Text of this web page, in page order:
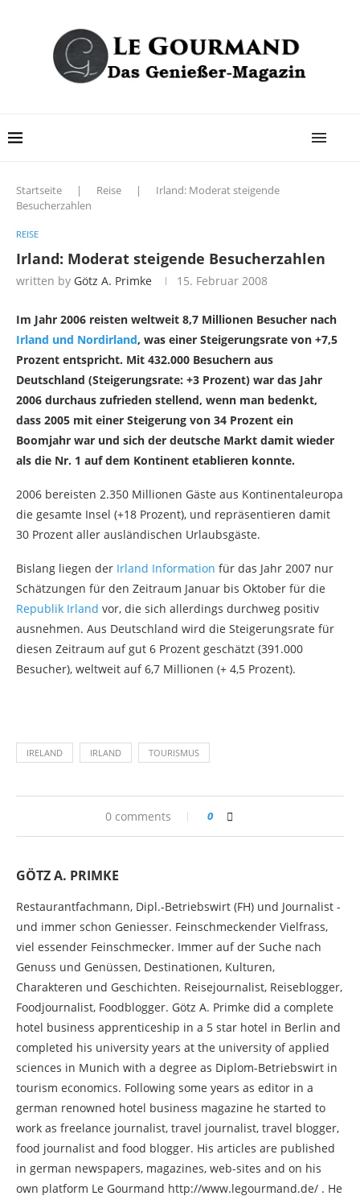
Startseite | Reise |
Irland: Moderat steigende
Besucherzahlen
REISE
Irland: Moderat steigende Besucherzahlen
written by Götz A. Primke 15. Februar 2008
Im Jahr 2006 reisten weltweit 8,7 Millionen Besucher nach
Irland und Nordirland, was einer Steigerungsrate von +7,5
Prozent entspricht. Mit 432.000 Besuchern aus
Deutschland (Steigerungsrate: +3 Prozent) war das Jahr
2006 durchaus zufrieden stellend, wenn man bedenkt,
dass 2005 mit einer Steigerung von 34 Prozent ein
Boomjahr war und sich der deutsche Markt damit wieder
als die Nr. 1 auf dem Kontinent etablieren konnte.
2006 bereisten 2.350 Millionen Gäste aus Kontinentaleuropa
die gesamte Insel (+18 Prozent), und repräsentieren damit
30 Prozent aller ausländischen Urlaubsgäste.
Bislang liegen der Irland Information für das Jahr 2007 nur
Schätzungen für den Zeitraum Januar bis Oktober für die
Republik Irland vor, die sich allerdings durchweg positiv
ausnehmen. Aus Deutschland wird die Steigerungsrate für
diesen Zeitraum auf gut 6 Prozent geschätzt (391.000
Besucher), weltweit auf 6,7 Millionen (+ 4,5 Prozent).
IRELAND IRLAND TOURISMUS
0 comments 0
GÖTZ A. PRIMKE
Restaurantfachmann, Dipl.-Betriebswirt (FH) und Journalist -
und immer schon Geniesser. Feinschmeckender Vielfrass,
viel essender Feinschmecker. Immer auf der Suche nach
Genuss und Genüssen, Destinationen, Kulturen,
Charakteren und Geschichten. Reisejournalist, Reiseblogger,
Foodjournalist, Foodblogger. Götz A. Primke did a complete
hotel business apprenticeship in a 5 star hotel in Berlin and
completed his university years at the university of applied
sciences in Munich with a degree as Diplom-Betriebswirt in
tourism economics. Following some years as editor in a
german renowned hotel business magazine he started to
work as freelance journalist, travel journalist, travel blogger,
food journalist and food blogger. His articles are published
in german newspapers, magazines, web-sites and on his
own platform Le Gourmand http://www.legourmand.de/ . He